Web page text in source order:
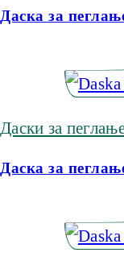
Даска за
Даски за
Даска за